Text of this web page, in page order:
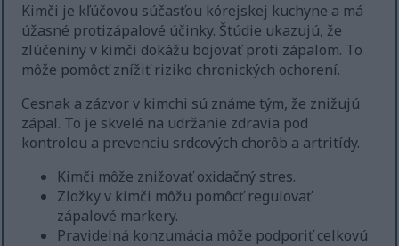
Kimči je kľúčovou súčasťou kórejskej kuchyne a má
úžasné protizápalové účinky. Štúdie ukazujú, že
zlúčeniny v kimči dokážu bojovať proti zápalom. To
môže pomôcť znížiť riziko chronických ochorení.
Cesnak a zázvor v kimchi sú známe tým, že znižujú
zápal. To je skvelé na udržanie zdravia pod
kontrolou a prevenciu srdcových chorôb a artritídy.
Kimči môže znižovať oxidačný stres.
Zložky v kimči môžu pomôcť regulovať
zápalové markery.
Pravidelná konzumácia môže podporiť celkovú